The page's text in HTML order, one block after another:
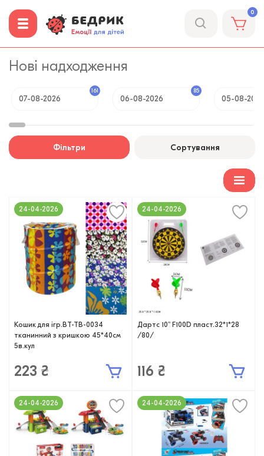
0
Нові надходження
07-08-2026
161
06-08-2026
85
05-08-2026
Фільтри Сортування
Кошик для ігр.BT-TB-0034
тканинний з кришкою 45*40см
5в.кул
223 ₴
24-04-2026
Дартс 10'' F100D пласт.32*1*28
/80/
116 ₴
24-04-2026
24-04-2026 24-04-2026